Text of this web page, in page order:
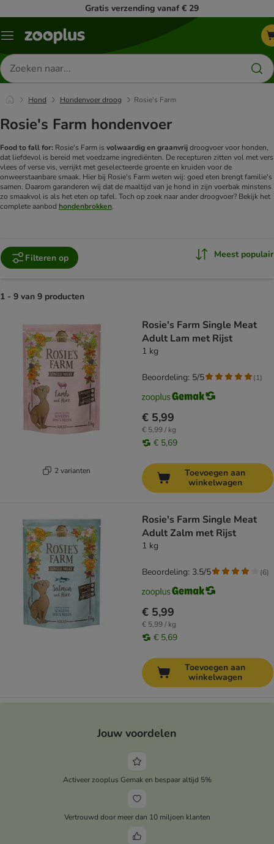
Gratis verzending vanaf € 29
Menu
Zoeken
naar
producten
Hond Hondenvoer droog Rosie's Farm
Rosie's Farm hondenvoer
Food to fall for: Rosie's Farm is volwaardig en graanvrijdroogvoer voor honden,
dat liefdevol is bereid met voedzame ingrediënten. De recepturen zitten vol met vers
vlees of verse vis, verrijkt met geselecteerde groente en kruiden voor de
onweerstaanbare smaak. Hier bij Rosie's Farm weten wij: goed eten brengt familie's
samen. Daarom garanderen wij dat de maaltijd van je hond in zijn voerbak minstens
zo smaakvol is als het eten op tafel. Toch op zoek naar ander droogvoer? Bekijk het
complete aanbod hondenbrokken.
Filteren op Meest populair
1 - 9 van 9 producten
2 varianten
Rosie's Farm Single Meat
Adult Lam met Rijst
1 kg
€ 5,99
€ 5,99 / kg
€ 5,69
Beoordeling: 5/5 (1)
Toevoegen aan
winkelwagen
Rosie's Farm Single Meat
Adult Zalm met Rijst
1 kg
€ 5,99
€ 5,99 / kg
€ 5,69
Beoordeling: 3.5/5 (6)
Toevoegen aan
winkelwagen
Jouw voordelen
Activeer zooplus Gemak en bespaar altijd 5%
Vertrouwd door meer dan 10 miljoen klanten